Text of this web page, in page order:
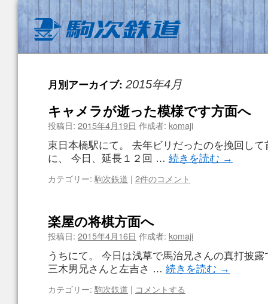
月別アーカイブ: 2015年4月
キャメラが逝った模様です方面へ
投稿日: 2015年4月19日 作成者: komaji
東日本橋駅にて。 去年ビリだったのを挽回して
に、 今日、延長１２回 … 続きを読む →
カテゴリー: 駒次鉄道 | 2件のコメント
楽屋の将棋方面へ
投稿日: 2015年4月16日 作成者: komaji
うちにて。 今日は浅草で馬治兄さんの真打披
三木男兄さんと左吉さ … 続きを読む →
カテゴリー: 駒次鉄道 | コメントする